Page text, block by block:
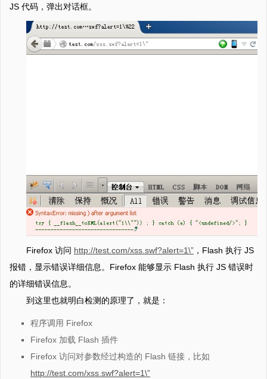
JS 代码，弹出对话框。
Firefox 访问 http://test.com/xss.swf?alert=1\” ，Flash 执行 JS
报错，显示错误详细信息。Firefox 能够显示 Flash 执行 JS 错误时
的详细错误信息。
到这里也就明白检测的原理了，就是：
程序调用 Firefox
Firefox 加载 Flash 插件
Firefox 访问对参数经过构造的 Flash 链接，比如
http://test.com/xss.swf?alert=1\”